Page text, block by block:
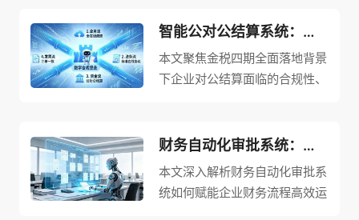
伪、重复报销、抬头、连号、逾
期等多维度校验，企业可灵活调
整管控强度。在归档存储环节，
票种。接口自动抓取发票号码、
开票日期、金额等关键信息，先
通过数据比对筛查重复报销票
据，再直连税务官方渠道完成真
抬头、连号、逾期等多项校验并
自主调整管控力度，实现发票采
集与稽核一体化，核验完成后联
景下，企业开票分散、进销存与
发票数据独立、财务对账繁琐等
痛点，公司发票管理软件搭建全
调整管控尺度，从源头规避票据
风险。同时打通进销存、合同与
票据数据壁垒，实现业务、合
智能公对公结算系统：推动企业对公结算业务数字化升级！
本文聚焦金税四期全面落地背景
下企业对公结算面临的合规性、
企业对公结算业务数字化升级。
针对传统人工线下结算模式粗放
松散、资金票据信息不符、财税
财务自动化审批系统：赋能企业财务流程高效运转，实现降本增效！
本文深入解析财务自动化审批系
统如何赋能企业财务流程高效运